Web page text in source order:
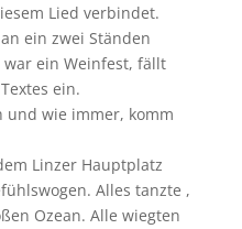
Lied verbindet.
ein zwei Ständen
war ein Weinfest, fällt
ein.
und wie immer, komm
Linzer Hauptplatz
Alles tanzte ,
Ozean. Alle wiegten